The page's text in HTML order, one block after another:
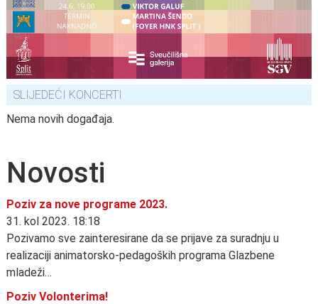
SLIJEDEĆI KONCERTI
Nema novih događaja.
Novosti
Poziv za nove programe 2023.
31. kol 2023. 18:18
Pozivamo sve zainteresirane da se prijave za suradnju u
realizaciji animatorsko-pedagoških programa Glazbene
mladeži…
Poziv Volonterima!